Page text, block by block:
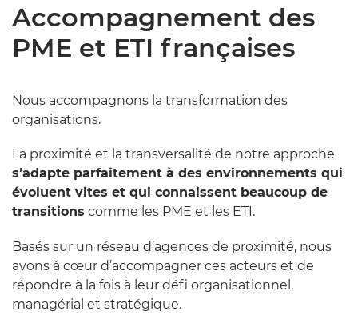
Accompagnement des
PME et ETI françaises
Nous accompagnons la transformation des
organisations.
La proximité et la transversalité de notre approche
s’adapte parfaitement à des environnements qui
évoluent vites et qui connaissent beaucoup de
transitions comme les PME et les ETI.
Basés sur un réseau d’agences de proximité, nous
avons à cœur d’accompagner ces acteurs et de
répondre à la fois à leur défi organisationnel,
managérial et stratégique.